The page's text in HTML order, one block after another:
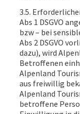
3.5.
Abs 1 DSGVO
bzw – bei
Abs 2 DSGVO
dazu), wird
Betroffenen
Alpenland
aus freiwillig
Alpenland
betroffene